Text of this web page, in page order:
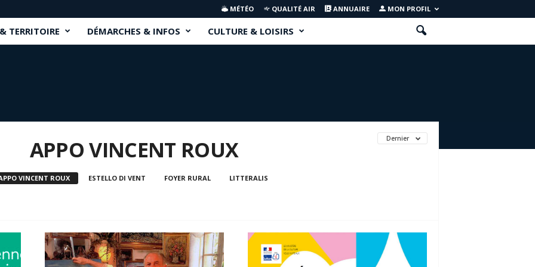
MÉTÉO QUALITÉ AIR ANNUAIRE MON PROFIL
TERRITOIRE DÉMARCHES & INFOS CULTURE & LOISIRS
Dernier
APPO VINCENT ROUX
VINCENT ROUX ESTELLO DI VENT FOYER RURAL LITTERALIS